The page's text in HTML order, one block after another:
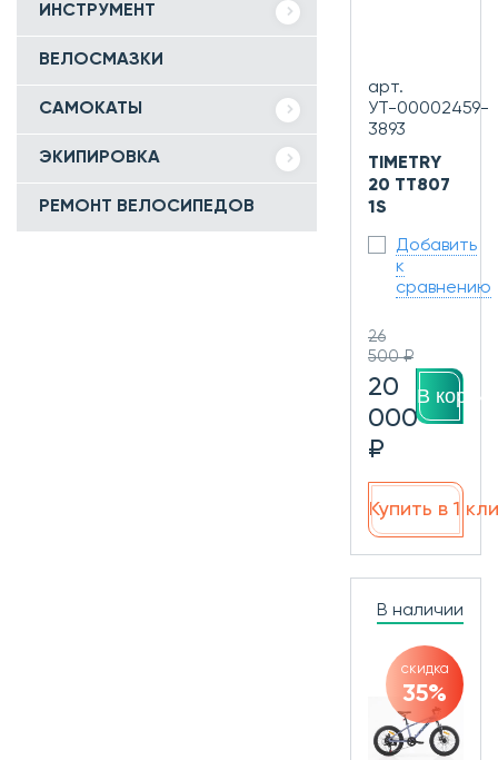
ИНСТРУМЕНТ
ВЕЛОСМАЗКИ
САМОКАТЫ
ЭКИПИРОВКА
РЕМОНТ ВЕЛОСИПЕДОВ
арт.
УТ-00002459-
3893
TIMETRY
20 TT807
1S
Добавить
к
сравнению
26
500 ₽
20
000
₽
В
Купить в 1
В наличии
скидка
35%